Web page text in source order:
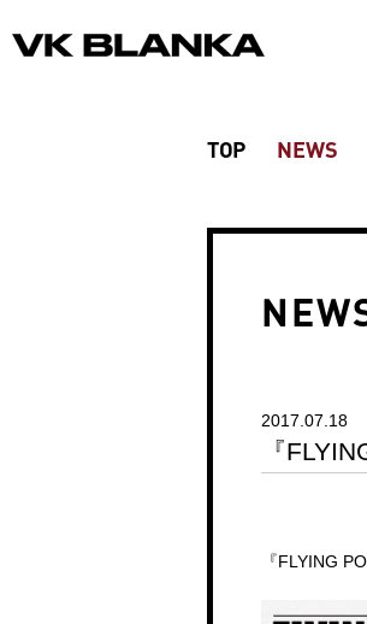
TOP NEWS
2017.07.18
『
『FLYING